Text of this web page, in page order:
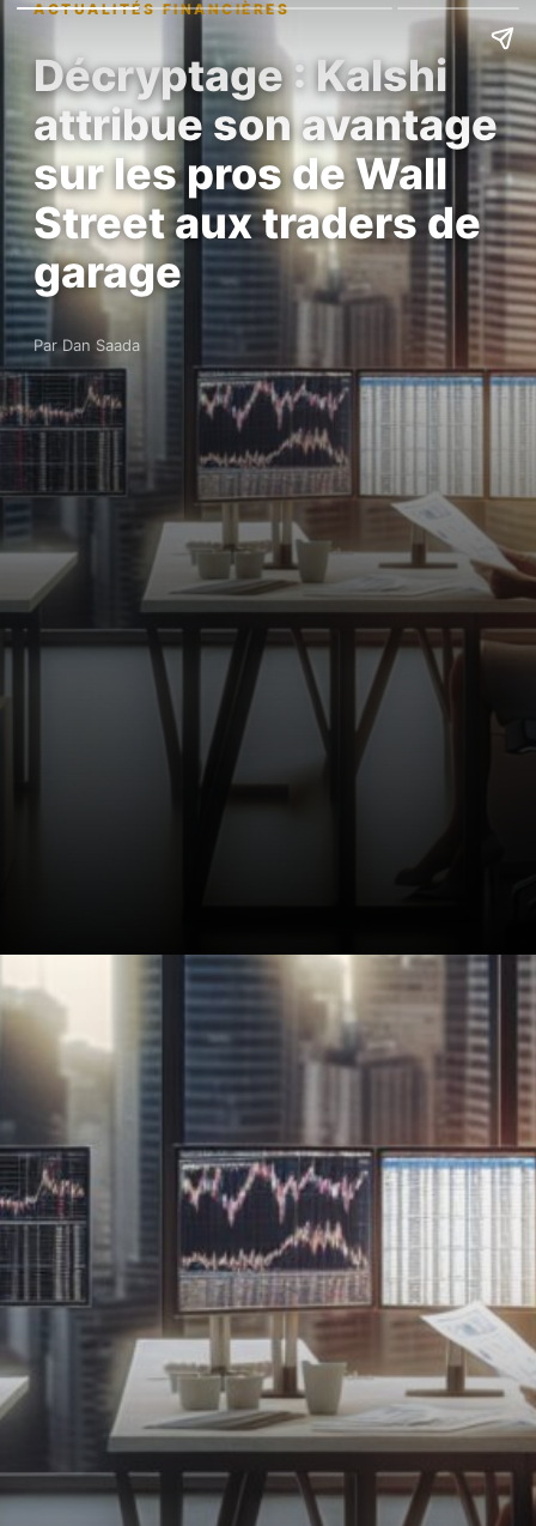
ACTUALITÉS FINANCIÈRES
Décryptage : Kalshi
attribue son avantage
sur les pros de Wall
Street aux traders de
garage
Par Dan Saada